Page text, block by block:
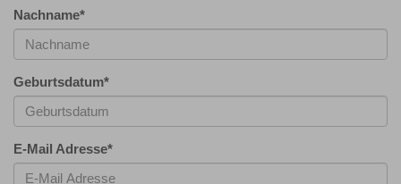
Nachname*
Geburtsdatum*
E-Mail Adresse*